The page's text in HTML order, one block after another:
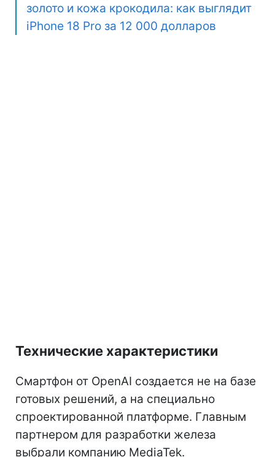
золото и кожа крокодила: как выглядит
iPhone 18 Pro за 12 000 долларов
Технические характеристики
Смартфон от OpenAI создается не на базе
готовых решений, а на специально
спроектированной платформе. Главным
партнером для разработки железа
выбрали компанию MediaTek.